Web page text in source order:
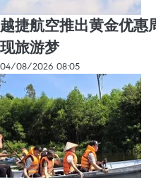
越捷航空推出黄金优惠
现旅游梦
04/08/2026 08:05